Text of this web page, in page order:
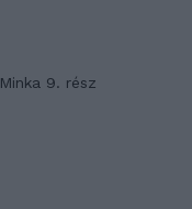
Minka 9. rész